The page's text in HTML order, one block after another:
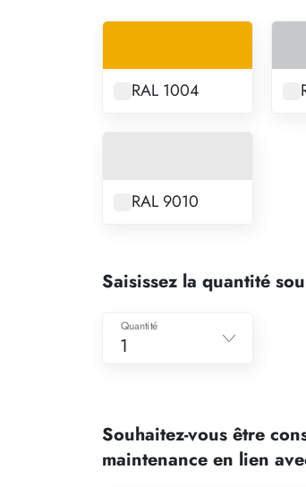
RAL 1004
RAL 9010
Saisissez la quantité
1
3
4
Quantité
Souhaitez-vous être
maintenance en lien